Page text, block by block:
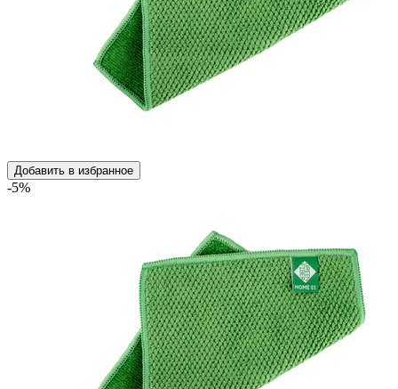
Добавить в избранное
-5%